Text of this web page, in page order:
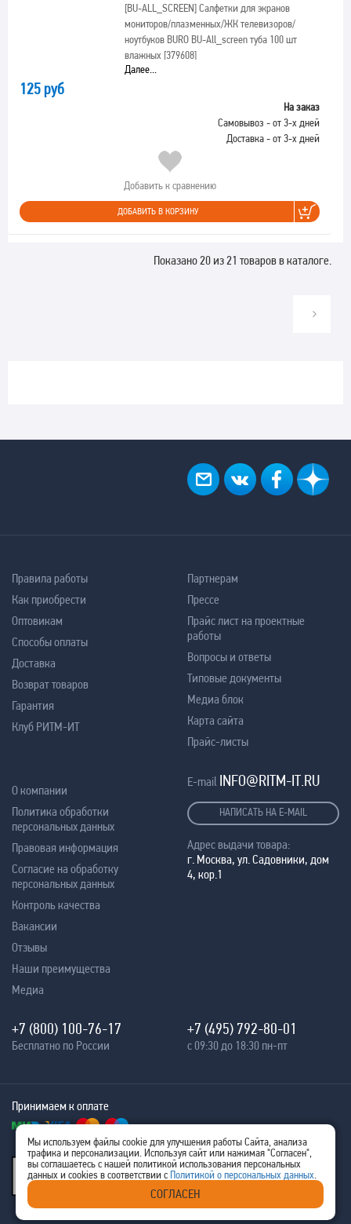
[BU-ALL_SCREEN]Салфетки для экранов
мониторов/плазменных/ЖК телевизоров/
ноутбуков BURO BU-All_screen туба 100 шт
влажных [379608]
Далее...
125 руб
На заказ
Самовывоз - от 3-х дней
Доставка - от 3-х дней
Добавить к сравнению
ДОБАВИТЬ В КОРЗИНУ
Показано 20 из 21 товаров в каталоге.
Правила работы
Как приобрести
Оптовикам
Способы оплаты
Доставка
Возврат товаров
Гарантия
Клуб РИТМ-ИТ
Партнерам
Прессе
Прайс лист на проектные
работы
Вопросы и ответы
Типовые документы
Медиа блок
Карта сайта
Прайс-листы
О компании
Политика обработки
персональных данных
Правовая информация
Согласие на обработку
персональных данных
Контроль качества
Вакансии
Отзывы
Наши преимущества
Медиа
E-mail INFO@RITM-IT.RU
НАПИСАТЬ НА E-MAIL
Адрес выдачи товара:
г. Москва, ул. Садовники, дом
4, кор.1
+7 (800) 100-76-17
Бесплатно по России
+7 (495) 792-80-01
с 09:30 до 18:30 пн-пт
Принимаем к оплате
® 2005 - 2026
Ritm-IT
Мы используем файлы cookie для улучшения работы Сайта, анализа
трафика и персонализации. Используя сайт или нажимая "Согласен",
вы соглашаетесь с нашей политикой использования персональных
данных и cookies в соответствии с Политикой о персональных данных
СОГЛАСЕН